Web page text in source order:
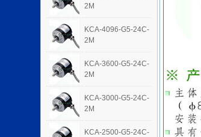
2M
KCA-4096-G5-24C-
2M
KCA-3600-G5-24C-
2M
KCA-3000-G5-24C-
2M
KCA-2500-G5-24C-